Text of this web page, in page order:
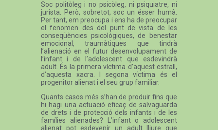
Soc politòleg i no psicòleg, ni psiquiatre, ni
jurista. Però, sobretot, soc un ésser humà.
Per tant, em preocupa i ens ha de preocupar
el fenomen des del punt de vista de les
conseqüències psicològiques, de benestar
emocional, traumàtiques que tindrà
l’alienació en el futur desenvolupament de
l’infant i de l’adolescent que esdevindrà
adult. És la primera víctima d’aquest estrall,
d’aquesta xacra. I segona víctima és el
progenitor alienat i el seu grup familiar.
Quants casos més s’han de produir fins que
hi hagi una actuació eficaç de salvaguarda
de drets i de protecció dels infants i de les
famílies alienades? L’infant o adolescent
alienat pot esdevenir un adult lliure que